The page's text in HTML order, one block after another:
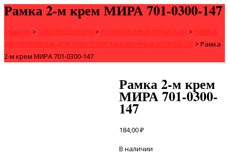
Рамка 2-м крем МИРА 701-0300-147
Главная > ЭЛЕКТРОТОВАРЫ > РОЗЕТКИ И ВЫКЛЮЧАТЕЛИ > РАМКИ
ДЕКОРАТИВНЫЕ ДЛЯ ЭЛЕКТРОУСТАНОВОЧНЫХ УСТРОЙСТВ > Рамка
2-м крем МИРА 701-0300-147
Рамка 2-м крем
МИРА 701-0300-
147
184,00₽
В наличии